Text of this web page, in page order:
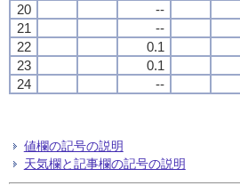
20
--
21
--
22
0.1
23
0.1
24
--
値欄の記号の説明
天気欄と記事欄の記号の説明